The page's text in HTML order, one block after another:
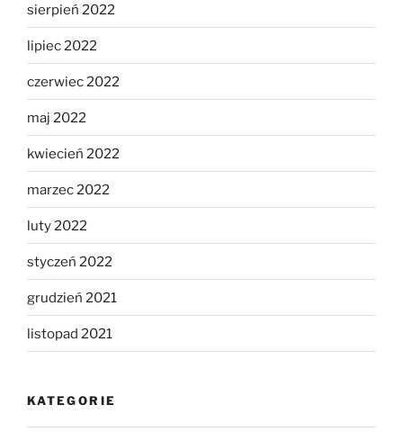
sierpień 2022
lipiec 2022
czerwiec 2022
maj 2022
kwiecień 2022
marzec 2022
luty 2022
styczeń 2022
grudzień 2021
listopad 2021
KATEGORIE